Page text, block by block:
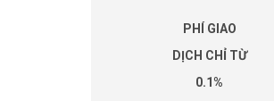
PHÍ GIAO
DỊCH CHỈ TỪ
0.1%